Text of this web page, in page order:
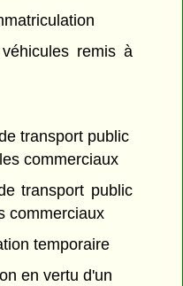
remis à
transport public
commerciaux
transport public
commerciaux
temporaire
en vertu d'un